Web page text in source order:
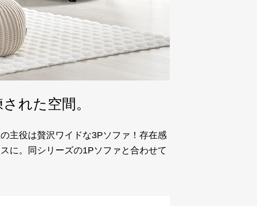
れた空間。
主役は贅沢ワイドな3Pソファ！存在感
に。同シリーズの1Pソファと合わせて